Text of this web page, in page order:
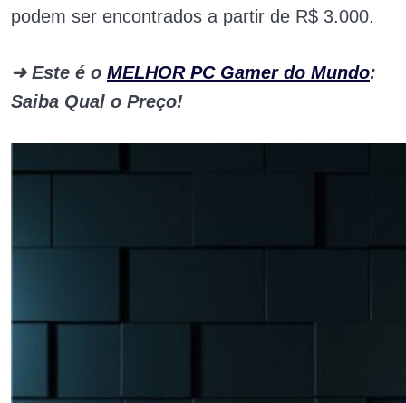
podem ser encontrados a partir de R$ 3.000.
➜ Este é o MELHOR PC Gamer do Mundo:
Saiba Qual o Preço!